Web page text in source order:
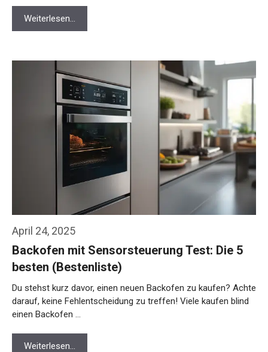
Weiterlesen…
April 24, 2025
Backofen mit Sensorsteuerung Test: Die 5
besten (Bestenliste)
Du stehst kurz davor, einen neuen Backofen zu kaufen? Achte
darauf, keine Fehlentscheidung zu treffen! Viele kaufen blind
einen Backofen …
Weiterlesen…